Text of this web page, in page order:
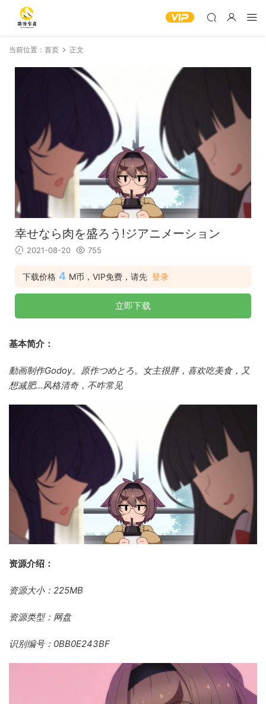
当前位置： 首页 正文
幸せなら肉を盛ろう!ジアニメーション
2021-08-20 755
下载价格 4 M币，VIP免费，请先 登录
立即下载
基本简介：
動画制作Godoy。原作つめとろ。女主很胖，喜欢吃美食，又
想减肥…风格清奇，不咋常见
资源介绍：
资源大小：225MB
资源类型：网盘
识别编号：0BB0E243BF